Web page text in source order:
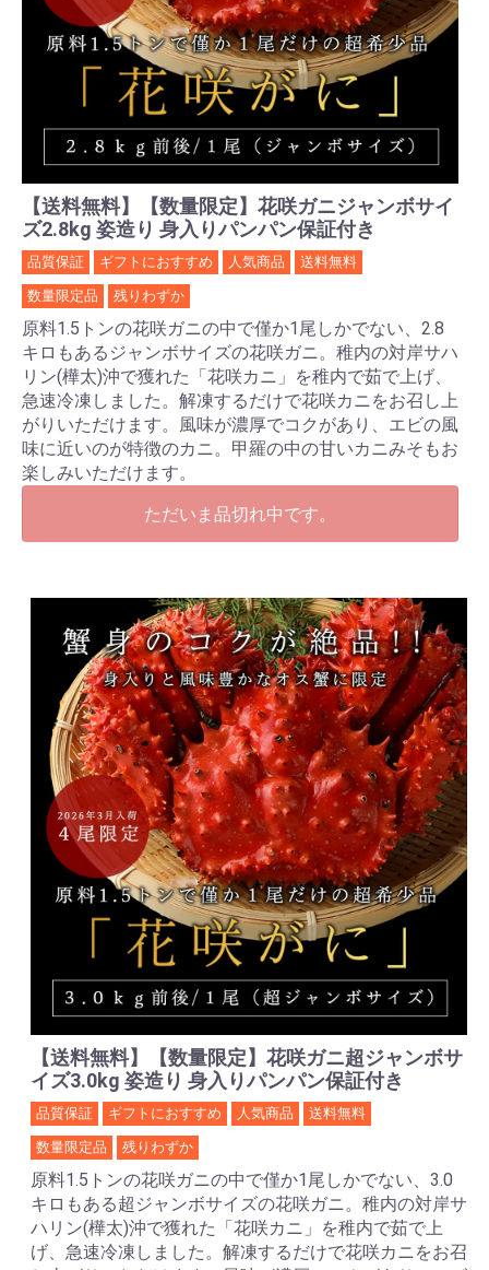
【送料無料】【数量限定】花咲ガニジャンボサイ
ズ2.8kg 姿造り 身入りパンパン保証付き
品質保証 ギフトにおすすめ 人気商品 送料無料
数量限定品 残りわずか
原料1.5トンの花咲ガニの中で僅か1尾しかでない、2.8
キロもあるジャンボサイズの花咲ガニ。稚内の対岸サハ
リン(樺太)沖で獲れた「花咲カニ」を稚内で茹で上げ、
急速冷凍しました。解凍するだけで花咲カニをお召し上
がりいただけます。風味が濃厚でコクがあり、エビの風
味に近いのが特徴のカニ。甲羅の中の甘いカニみそもお
楽しみいただけます。
ただいま品切れ中です。
【送料無料】【数量限定】花咲ガニ超ジャンボサ
イズ3.0kg 姿造り 身入りパンパン保証付き
品質保証 ギフトにおすすめ 人気商品 送料無料
数量限定品 残りわずか
原料1.5トンの花咲ガニの中で僅か1尾しかでない、3.0
キロもある超ジャンボサイズの花咲ガニ。稚内の対岸サ
ハリン(樺太)沖で獲れた「花咲カニ」を稚内で茹で上
げ、急速冷凍しました。解凍するだけで花咲カニをお召